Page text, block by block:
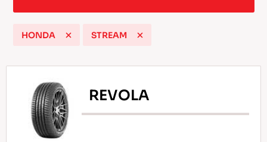
Tipps für das Fahren im Schnee
WEITERLESEN
HONDA STREAM
REVOLA